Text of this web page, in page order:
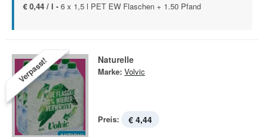
€ 0,44 / l - 6 x 1,5 l PET EW Flaschen + 1.50 Pfand
Verpasst! Naturelle
Marke: Volvic
Preis: € 4,44